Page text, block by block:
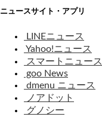
ニュースサイト・アプリ
LINEニュース
Yahoo!ニュース
スマートニュース
goo News
dmenu ニュース
ノアドット
グノシー